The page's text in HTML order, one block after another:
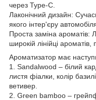
через Type-C.
Лаконічний дизайн:
якого інтер'єру
Проста заміна ароматів:
широкій лінійці ароматів,
Ароматизатор має
1. Sandalwood – білий
листя фіалки, колір
ветивер.
2. Green bamboo –